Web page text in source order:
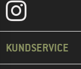
KUNDSERVICE